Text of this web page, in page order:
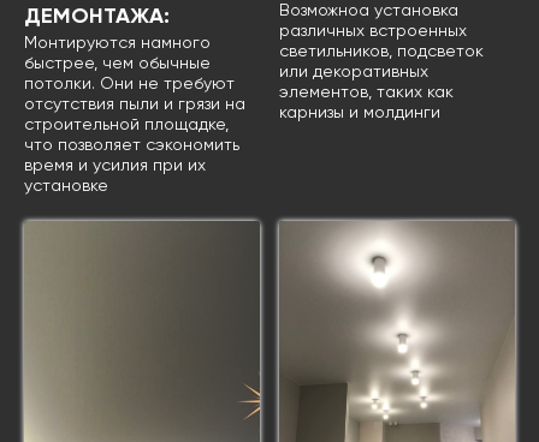
ДЕМОНТАЖА:
Монтируются намного
быстрее, чем обычные
потолки. Они не требуют
отсутствия пыли и грязи на
строительной площадке,
что позволяет сэкономить
время и усилия при их
установке
Возможноа установка
различных встроенных
светильников, подсветок
или декоративных
элементов, таких как
карнизы и молдинги